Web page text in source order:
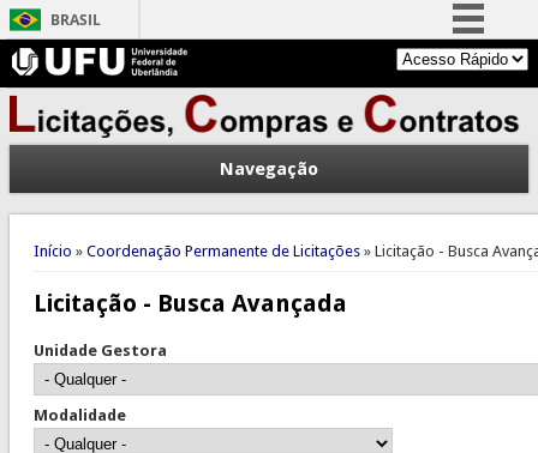
BRASIL
Simplifique!
Comunica BR
Participe
Acesso à informação
Legislação
Canais
Navegação
Você está aqui
Início » Coordenação Permanente de Licitações» Licitação - Busca
Licitação - Busca Avançada
Unidade Gestora
Modalidade